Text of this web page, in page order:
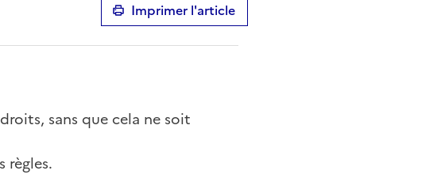
Imprimer l'article
sans que cela ne soit
règles.